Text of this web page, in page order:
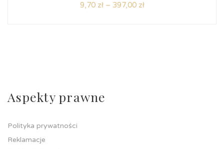
9,70 zł – 397,00 zł
Aspekty prawne
Polityka prywatności
Reklamacje